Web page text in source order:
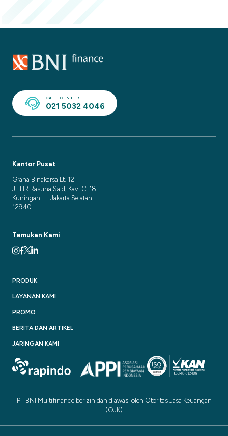
CALL CENTER
021 5032 4046
Kantor Pusat
Graha Binakarsa Lt. 12
Jl. HR Rasuna Said, Kav. C-18
Kuningan — Jakarta Selatan
12940
PRODUK
LAYANAN KAMI
PROMO
BERITA DAN ARTIKEL
JARINGAN KAMI
Temukan Kami
PT BNI Multifinance berizin dan diawasi oleh Otoritas Jasa Keuangan
(OJK)